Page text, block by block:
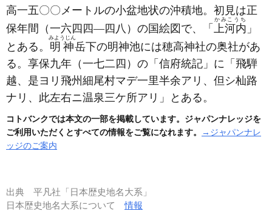
高一五〇〇メートルの小盆地状の沖積地。初見は正
保年間 （一六四四―四八） の国絵図で、「 上河内
かみこうち
」
とある。 明神
みようじん
岳下の明神池には穂高神社の奥社があ
る。享保九年 （一七二四） の「信府統記」に「飛騨
越、是ヨリ飛州細尾村マデ一里半余アリ、但シ杣路
ナリ、此左右ニ温泉三ケ所アリ」とある。
コトバンクでは本文の一部を掲載しています。ジャパンナレッジを
ご利用いただくとすべての情報をご覧になれます。
→ジャパンナレ
ッジのご案内
出典 平凡社「日本歴史地名大系」
日本歴史地名大系について情報